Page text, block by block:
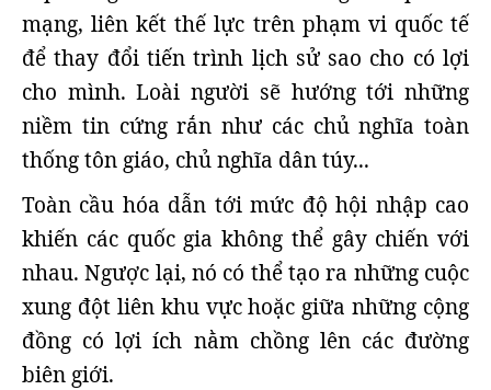
mạng, liên kết thế lực trên phạm vi quốc tế
để thay đổi tiến trình lịch sử sao cho có lợi
cho mình. Loài người sẽ hướng tới những
niềm tin cứng rắn như các chủ nghĩa toàn
thống tôn giáo, chủ nghĩa dân túy...
Toàn cầu hóa dẫn tới mức độ hội nhập cao
khiến các quốc gia không thể gây chiến với
nhau. Ngược lại, nó có thể tạo ra những cuộc
xung đột liên khu vực hoặc giữa những cộng
đồng có lợi ích nằm chồng lên các đường
biên giới.